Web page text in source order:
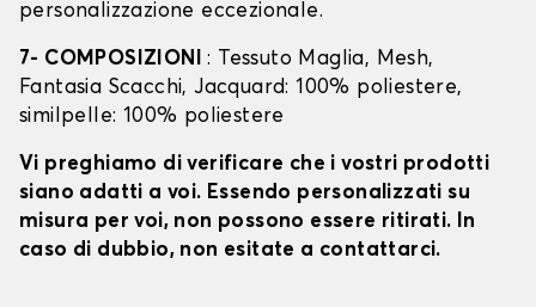
personalizzazione eccezionale.
7- COMPOSIZIONI: Tessuto Maglia, Mesh,
Fantasia Scacchi, Jacquard: 100% poliestere,
similpelle: 100% poliestere
Vi preghiamo di verificare che i vostri prodotti
siano adatti a voi. Essendo personalizzati su
misura per voi, non possono essere ritirati. In
caso di dubbio, non esitate a contattarci.